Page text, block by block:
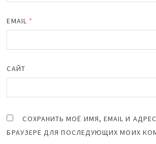
EMAIL *
САЙТ
СОХРАНИТЬ МОЁ ИМЯ, EMAIL И
БРАУЗЕРЕ ДЛЯ ПОСЛЕДУЮЩИХ МОИХ